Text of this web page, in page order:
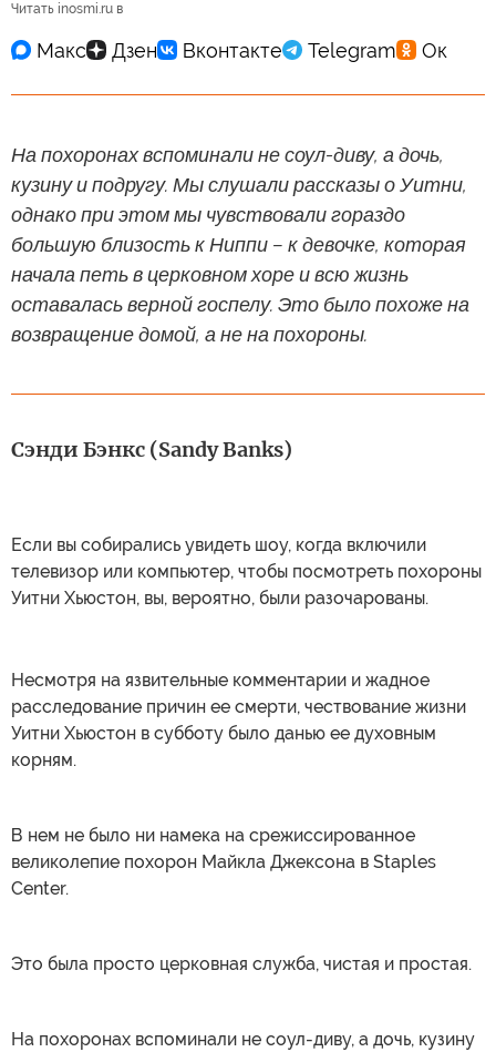
Читать inosmi.ru в
На похоронах вспоминали не соул-диву, а дочь,
кузину и подругу. Мы слушали рассказы о Уитни,
однако при этом мы чувствовали гораздо
большую близость к Ниппи – к девочке, которая
начала петь в церковном хоре и всю жизнь
оставалась верной госпелу. Это было похоже на
возвращение домой, а не на похороны.
Сэнди Бэнкс (Sandy Banks)
Если вы собирались увидеть шоу, когда включили
телевизор или компьютер, чтобы посмотреть похороны
Уитни Хьюстон, вы, вероятно, были разочарованы.
Несмотря на язвительные комментарии и жадное
расследование причин ее смерти, чествование жизни
Уитни Хьюстон в субботу было данью ее духовным
корням.
В нем не было ни намека на срежиссированное
великолепие похорон Майкла Джексона в Staples
Center.
Это была просто церковная служба, чистая и простая.
На похоронах вспоминали не соул-диву, а дочь, кузину